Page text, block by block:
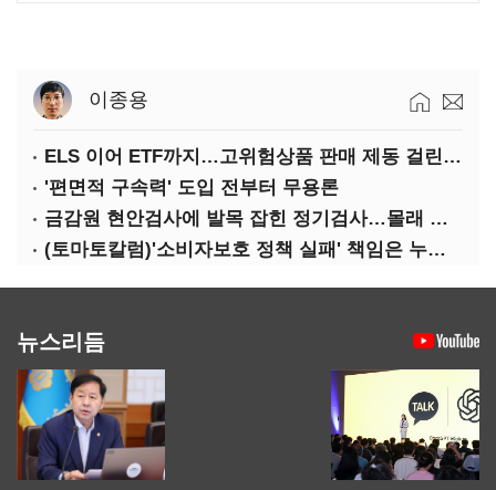
이종용
ELS 이어 ETF까지…고위험상품 판매 제동 걸린 은행
'편면적 구속력' 도입 전부터 무용론
금감원 현안검사에 발목 잡힌 정기검사…몰래 웃는 금융권
(토마토칼럼)'소비자보호 정책 실패' 책임은 누가 지나
뉴스리듬